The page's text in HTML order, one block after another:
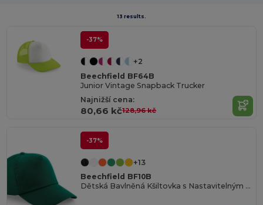
13 results.
-37%
+2
Beechfield BF64B
Junior Vintage Snapback Trucker
Najnižší cena:
80,66 kč128,96 kč
-37%
+13
Beechfield BF10B
Dětská Bavlněná Kšiltovka s Nastavitelným Zapínáním